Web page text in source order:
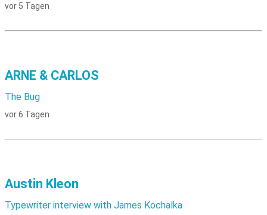
vor 5 Tagen
ARNE & CARLOS
The Bug
vor 6 Tagen
Austin Kleon
Typewriter interview with James Kochalka